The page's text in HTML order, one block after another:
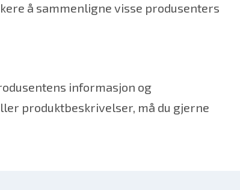
å sammenligne visse produsenters
informasjon og
produktbeskrivelser, må du gjerne